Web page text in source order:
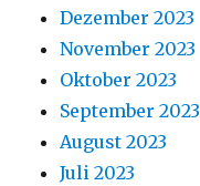
Dezember 2023
November 2023
Oktober 2023
September 2023
August 2023
Juli 2023